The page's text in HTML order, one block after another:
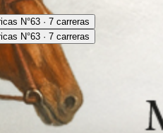
N°63 · 7 carreras
N°63 · 7 carreras